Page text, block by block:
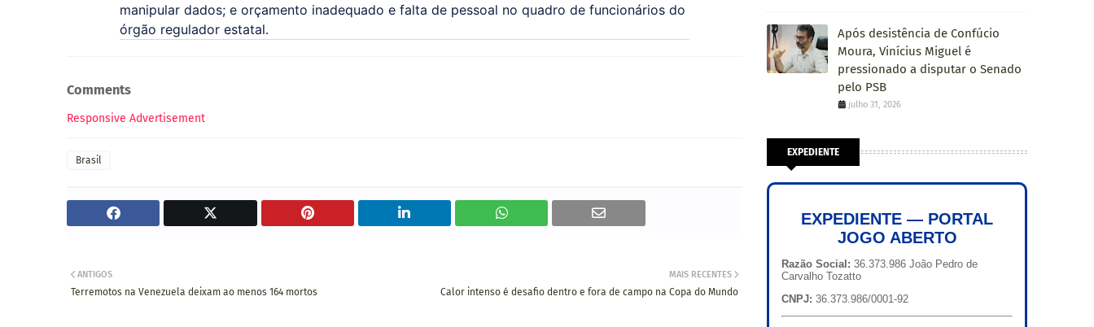
manipular dados; e orçamento inadequado e falta de pessoal no quadro de funcionários do
órgão regulador estatal.
Comments
Responsive Advertisement
Brasil
MAIS RECENTES
Calor intenso é desafio dentro e fora de campo na Copa do Mundo
ANTIGOS
Terremotos na Venezuela deixam ao menos 164 mortos
Após desistência de Confúcio
Moura, Vinícius Miguel é
pressionado a disputar o Senado
pelo PSB
julho 31, 2026
EXPEDIENTE
EXPEDIENTE — PORTAL
JOGO ABERTO
Razão Social: 36.373.986 João Pedro de
Carvalho Tozatto
CNPJ: 36.373.986/0001-92